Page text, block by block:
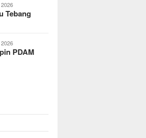
Tebang
PDAM